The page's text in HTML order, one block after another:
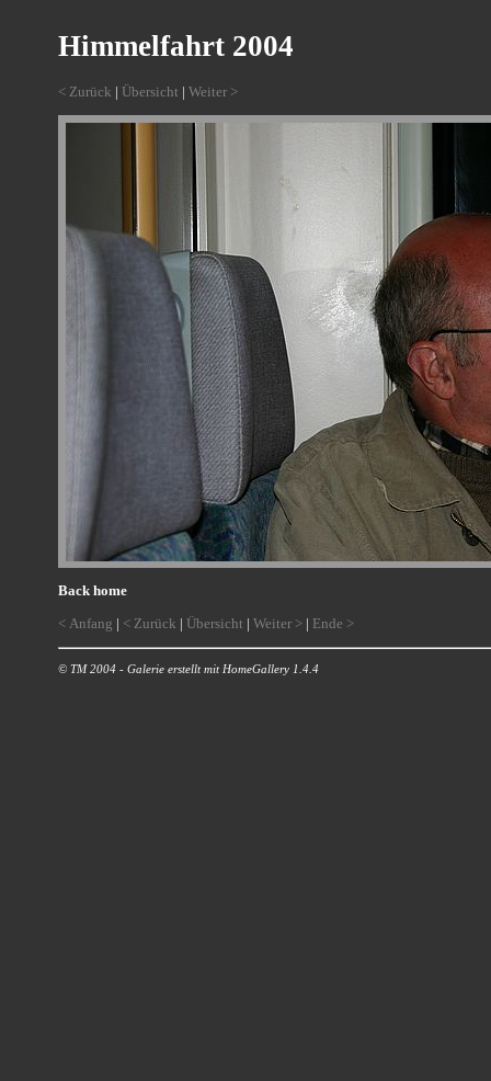
Himmelfahrt 2004
< Zurück | Übersicht |Weiter >
Back home
< Anfang | < Zurück | Übersicht |Weiter > | Ende >
© TM 2004 - Galerie erstellt mit HomeGallery 1.4.4